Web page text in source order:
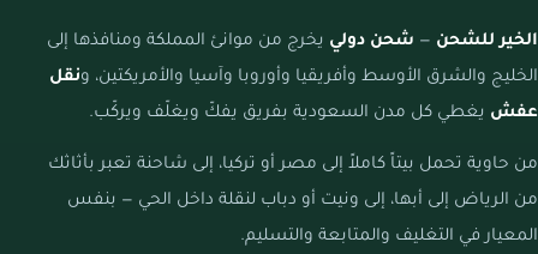
الخير للشحن — شحن دولي يخرج من موانئ المملكة ومنافذها إلى
الخليج والشرق الأوسط وأفريقيا وأوروبا وآسيا والأمريكتين، ونقل
عفش يغطي كل مدن السعودية بفريق يفكّ ويغلّف ويركّب.
من حاوية تحمل بيتاً كاملاً إلى مصر أو تركيا، إلى شاحنة تعبر بأثاثك
من الرياض إلى أبها، إلى ونيت أو دباب لنقلة داخل الحي — بنفس
المعيار في التغليف والمتابعة والتسليم.